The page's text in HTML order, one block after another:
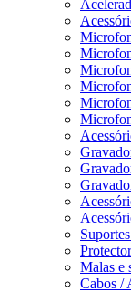
Malas e
Cabos /